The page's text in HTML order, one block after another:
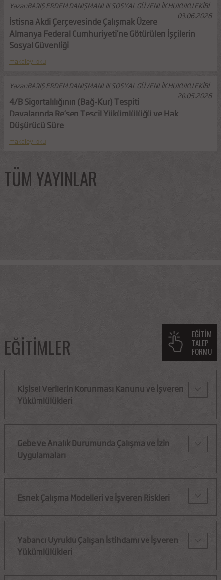
Yazar:BARIŞ ERDEM DANIŞMANLIK SOSYAL GÜVENLİK HUKUKU EKİBİ
03.06.2026
İstisna Akdi Çerçevesinde Çalışmak Üzere
Almanya Federal Cumhuriyeti’ne Götürülen İşçilerin
Sosyal Güvenliği
makaleyi oku
Yazar:BARIŞ ERDEM DANIŞMANLIK SOSYAL GÜVENLİK HUKUKU EKİBİ
20.05.2026
4/B Sigortalılığının (Bağ-Kur) Tespiti
Davalarında Re’sen Tescil Yükümlülüğü ve Hak
Düşürücü Süre
makaleyi oku
TÜM YAYINLAR
EĞİTİMLER
EĞİTİM
TALEP
FORMU
Kişisel Verilerin Korunması Kanunu ve İşveren
Yükümlülükleri
Gebe ve Analık Durumunda Çalışma ve İzin
Uygulamaları
Esnek Çalışma Modelleri ve İşveren Riskleri
Yabancı Uyruklu Çalışan İstihdamı ve İşveren
Yükümlülükleri